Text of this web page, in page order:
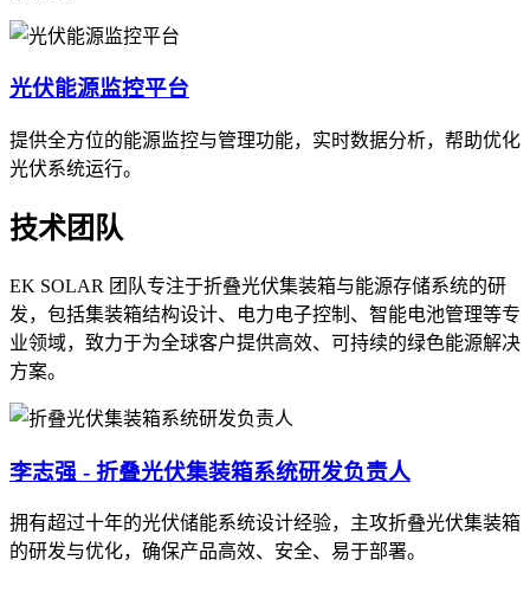
光伏能源监控平台
提供全方位的能源监控与管理功能，实时数据分析，帮助优化
光伏系统运行。
技术团队
EK SOLAR 团队专注于折叠光伏集装箱与能源存储系统的研
发，包括集装箱结构设计、电力电子控制、智能电池管理等专
业领域，致力于为全球客户提供高效、可持续的绿色能源解决
方案。
李志强 - 折叠光伏集装箱系统研发负责人
拥有超过十年的光伏储能系统设计经验，主攻折叠光伏集装箱
的研发与优化，确保产品高效、安全、易于部署。